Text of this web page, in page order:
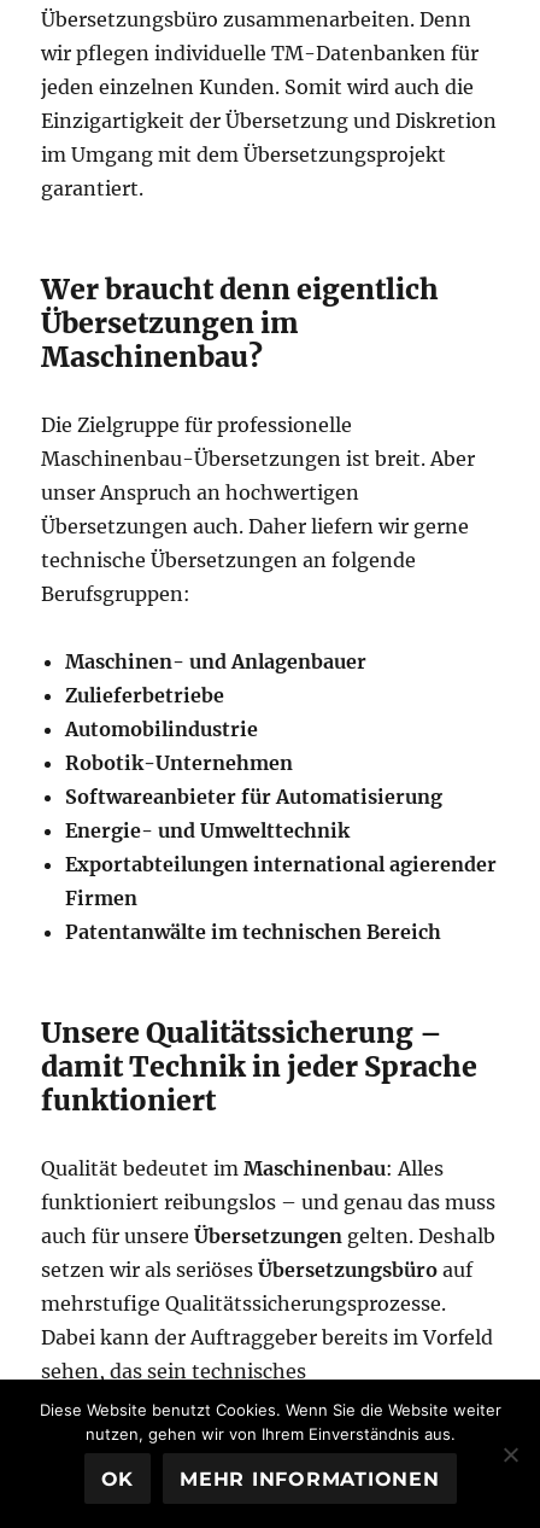
Übersetzungsbüro zusammenarbeiten. Denn
wir pflegen individuelle TM-Datenbanken für
jeden einzelnen Kunden. Somit wird auch die
Einzigartigkeit der Übersetzung und Diskretion
im Umgang mit dem Übersetzungsprojekt
garantiert.
Wer braucht denn eigentlich
Übersetzungen im
Maschinenbau?
Die Zielgruppe für professionelle
Maschinenbau-Übersetzungen ist breit. Aber
unser Anspruch an hochwertigen
Übersetzungen auch. Daher liefern wir gerne
technische Übersetzungen an folgende
Berufsgruppen:
Maschinen- und Anlagenbauer
Zulieferbetriebe
Automobilindustrie
Robotik-Unternehmen
Softwareanbieter für Automatisierung
Energie- und Umwelttechnik
Exportabteilungen international agierender
Firmen
Patentanwälte im technischen Bereich
Unsere Qualitätssicherung –
damit Technik in jeder Sprache
funktioniert
Qualität bedeutet imMaschinenbau: Alles
funktioniert reibungslos – und genau das muss
auch für unsereÜbersetzungen gelten. Deshalb
setzen wir als seriösesÜbersetzungsbüro auf
mehrstufige Qualitätssicherungsprozesse.
Dabei kann der Auftraggeber bereits im Vorfeld
sehen, das sein technisches
Übersetzungsprojekt in erfahrenen Händen ist.
Zu den Punkten unserer sprachlichen
Qualitätssicherung zählen:
Diese Website benutzt Cookies. Wenn Sie die Website weiter
nutzen, gehen wir von Ihrem Einverständnis aus.
OK MEHR INFORMATIONEN